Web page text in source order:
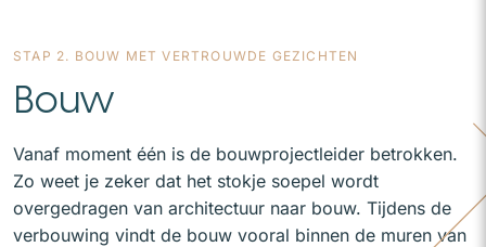
STAP 2. BOUW MET VERTROUWDE GEZICHTEN
Bouw
Vanaf moment één is de bouwprojectleider betrokken.
Zo weet je zeker dat het stokje soepel wordt
overgedragen van architectuur naar bouw. Tijdens de
verbouwing vindt de bouw vooral binnen de muren van